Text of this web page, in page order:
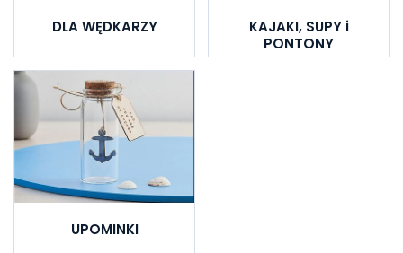
DLA WĘDKARZY
KAJAKI, SUPY i
PONTONY
UPOMINKI